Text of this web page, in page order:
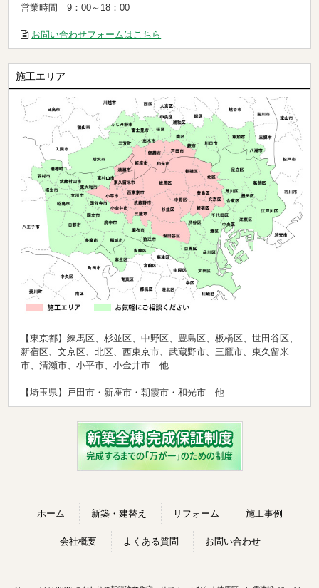
営業時間 9：00～18：00
お問い合わせフォームはこちら
施工エリア
【東京都】練馬区、杉並区、中野区、豊島区、板橋区、世田谷区、
新宿区、文京区、北区、西東京市、武蔵野市、三鷹市、東久留米
市、清瀬市、小平市、小金井市 他
【埼玉県】戸田市・新座市・朝霞市・和光市 他
ホーム 新築・建替え リフォーム 施工事例
会社概要 よくある質問 お問い合わせ